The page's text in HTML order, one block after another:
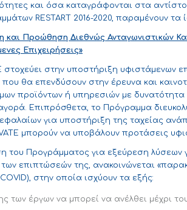
και όσα καταγράφονται στα
RESTART 2016-2020, παραμένουν τα
και Προώθηση Διεθνώς Ανταγωνιστικών
Επιχειρήσεις»
στοχεύει στην υποστήριξη υφιστάμενων
θα επενδύσουν στην έρευνα και
προϊόντων ή υπηρεσιών με
Επιπρόσθετα, το Πρόγραμμα
για υποστήριξη της ταχείας
μπορούν να υποβάλουν προτάσεις
του Προγράμματος για εξεύρεση λύσεων
επιπτώσεών της, ανακοινώνεται
στην οποία ισχύουν τα εξής:
των έργων να μπορεί να ανέλθει μέχρι